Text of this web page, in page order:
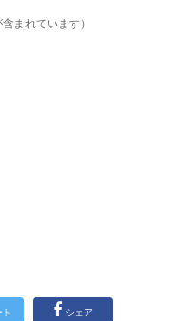
まれています）
ト シェア